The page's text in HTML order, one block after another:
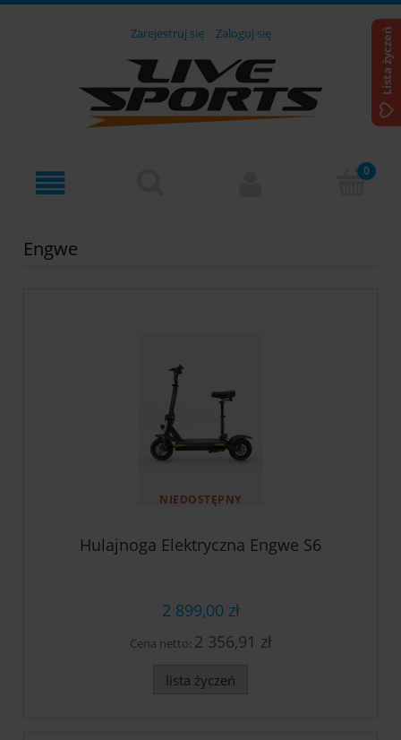
Zarejestruj się Zaloguj się
Engwe
NIEDOSTĘPNY
Hulajnoga Elektryczna Engwe S6
2 899,00 zł
Cena netto: 2 356,91 zł
lista życzeń
Lista życzeń